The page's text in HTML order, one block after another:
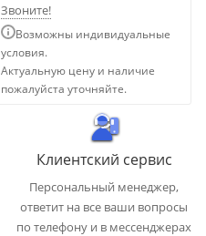
Звоните!
Возможны индивидуальные
условия.
Актуальную цену и наличие
пожалуйста уточняйте.
Клиентский сервис
Персональный менеджер,
ответит на все ваши вопросы
по телефону и в мессенджерах